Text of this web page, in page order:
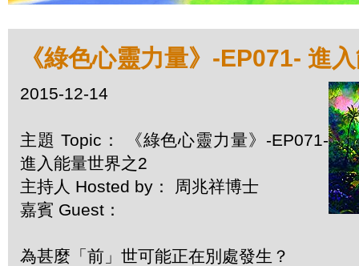
《綠色心靈力量》-EP071- 進
2015-12-14
主題 Topic： 《綠色心靈力量》-EP071-
進入能量世界之2
主持人 Hosted by： 周兆祥博士
嘉賓 Guest：
為甚麼「前」世可能正在別處發生？